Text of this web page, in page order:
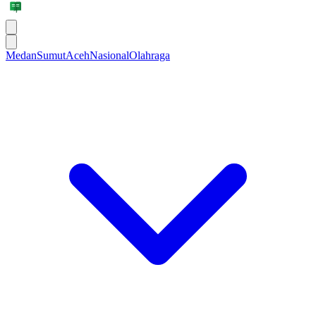
MedanSumutAcehNasionalOlahraga